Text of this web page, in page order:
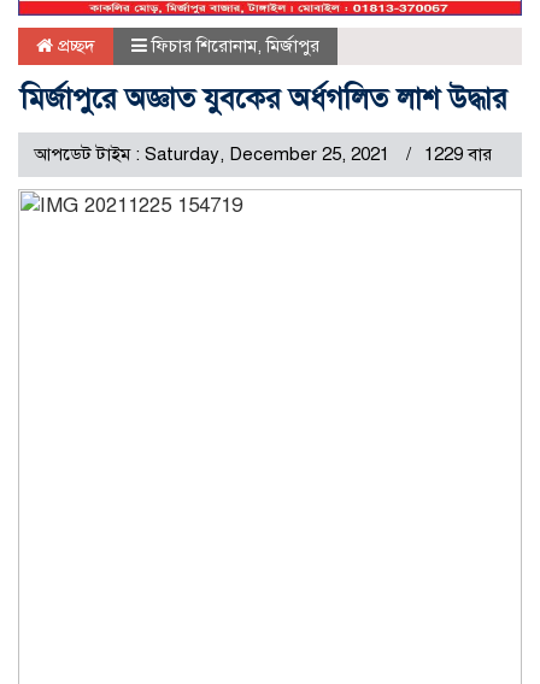
প্রচ্ছদ ফিচার শিরোনাম,মির্জাপুর
মির্জাপুরে অজ্ঞাত যুবকের অর্ধগলিত লাশ উদ্ধার
আপডেট টাইম : Saturday, December 25, 2021 1229 বার